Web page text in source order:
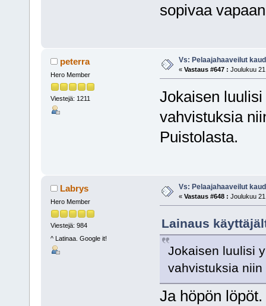
sopivaa
peterra
Hero Member
Viestejä: 1211
Vs: Pelaajahaaveilut
« Vastaus #647 : Joulukuu
Jokaisen
vahvistuksia
Puistolasta.
Labrys
Hero Member
Viestejä: 984
^ Latinaa. Google it!
Vs: Pelaajahaaveilut
« Vastaus #648 : Joulukuu
Lainaus
Jokaisen luulisi
vahvistuksia
Ja höpön